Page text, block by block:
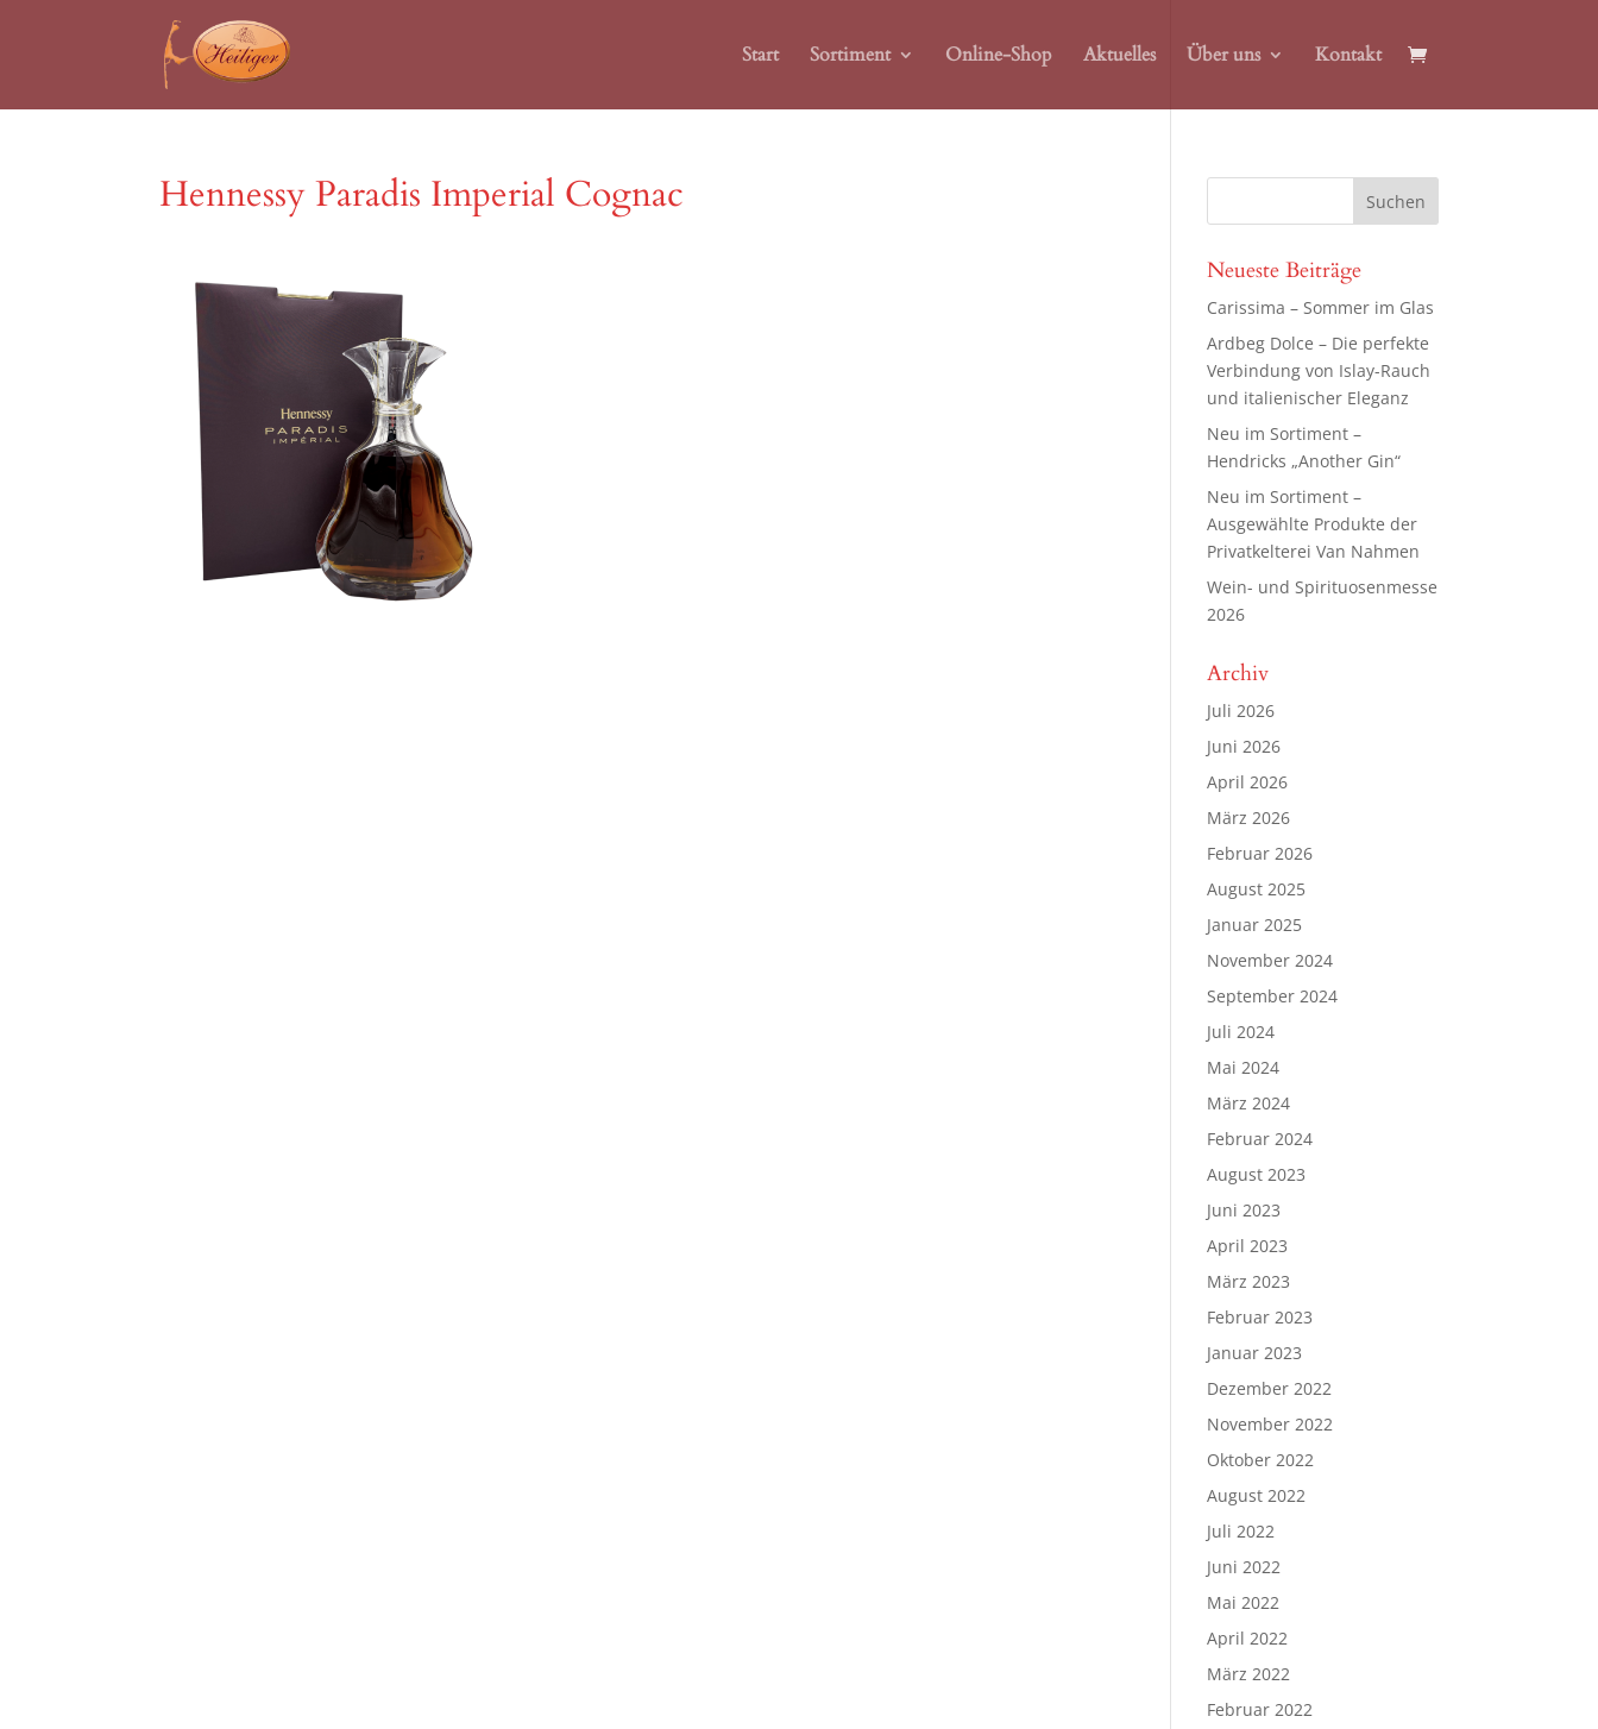
Start Sortiment Online-Shop Aktuelles Über uns Kontakt
Hennessy Paradis Imperial Cognac
Neueste Beiträge
Carissima – Sommer im Glas
Ardbeg Dolce – Die perfekte
Verbindung von Islay-Rauch
und italienischer Eleganz
Neu im Sortiment –
Hendricks „Another Gin“
Neu im Sortiment –
Ausgewählte Produkte der
Privatkelterei Van Nahmen
Wein- und Spirituosenmesse
2026
Archiv
Juli 2026
Juni 2026
April 2026
März 2026
Februar 2026
August 2025
Januar 2025
November 2024
September 2024
Juli 2024
Mai 2024
März 2024
Februar 2024
August 2023
Juni 2023
April 2023
März 2023
Februar 2023
Januar 2023
Dezember 2022
November 2022
Oktober 2022
August 2022
Juli 2022
Juni 2022
Mai 2022
April 2022
März 2022
Februar 2022